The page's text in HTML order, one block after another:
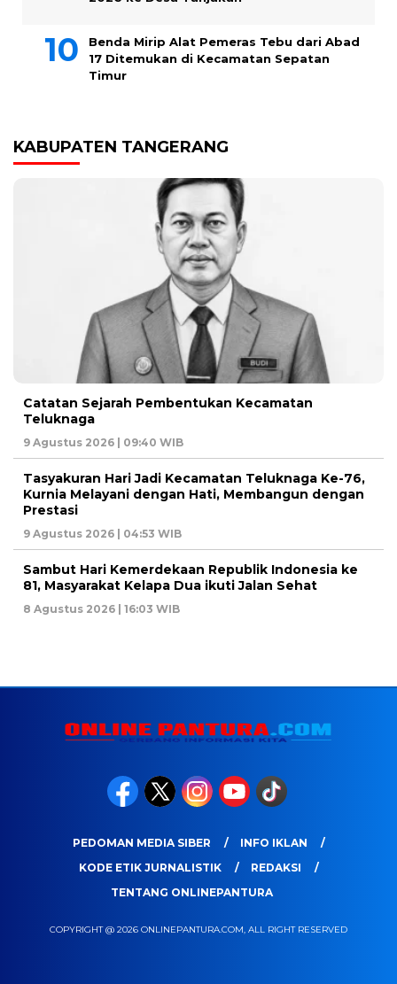
Benda Mirip Alat Pemeras Tebu dari Abad
17 Ditemukan di Kecamatan Sepatan
Timur
KABUPATEN TANGERANG
Catatan Sejarah Pembentukan Kecamatan
Teluknaga
9 Agustus 2026 | 09:40 WIB
Tasyakuran Hari Jadi Kecamatan Teluknaga Ke-76,
Kurnia Melayani dengan Hati, Membangun dengan
Prestasi
9 Agustus 2026 | 04:53 WIB
Sambut Hari Kemerdekaan Republik Indonesia ke
81, Masyarakat Kelapa Dua ikuti Jalan Sehat
8 Agustus 2026 | 16:03 WIB
PEDOMAN MEDIA SIBER
INFO IKLAN
KODE ETIK JURNALISTIK
REDAKSI
TENTANG ONLINEPANTURA
COPYRIGHT @ 2026 ONLINEPANTURA.COM, ALL RIGHT RESERVED